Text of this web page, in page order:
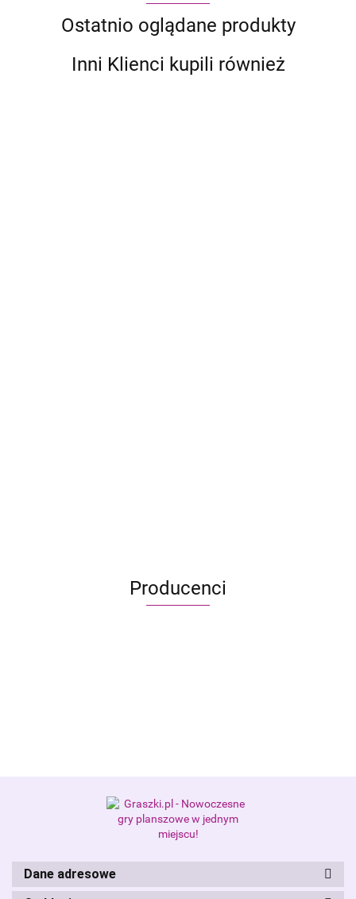
Ostatnio oglądane produkty
Inni Klienci kupili również
Producenci
Alis Games – producent gier
planszowych i RPG
Dane adresowe